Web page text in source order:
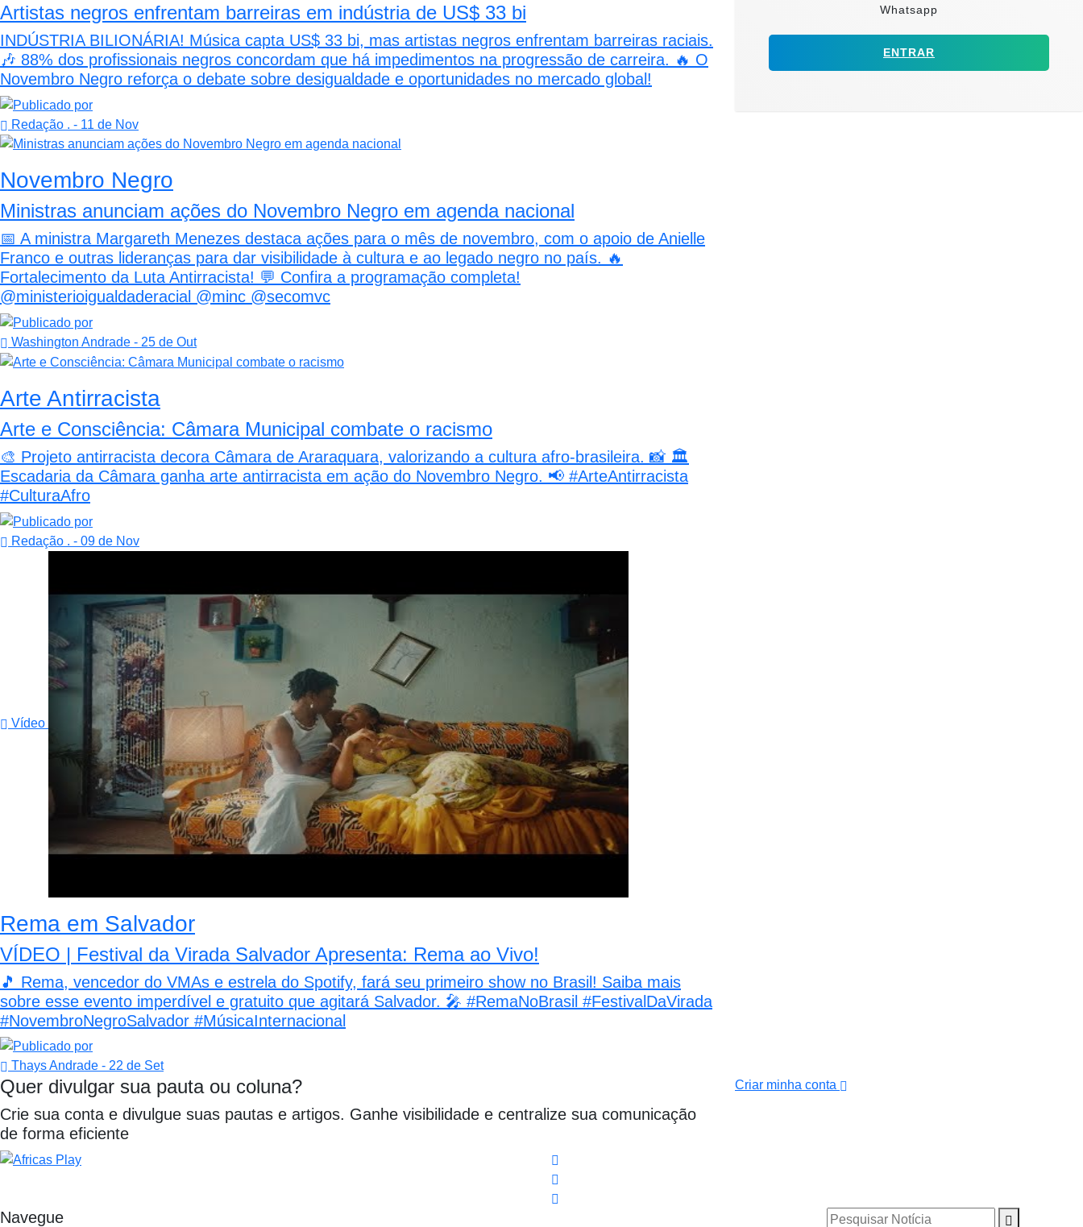
Artistas negros enfrentam barreiras em indústria de US$ 33 bi
INDÚSTRIA BILIONÁRIA! Música capta US$ 33 bi, mas artistas negros enfrentam barreiras raciais.
🎶 88% dos profissionais negros concordam que há impedimentos na progressão de carreira. 🔥 O
Novembro Negro reforça o debate sobre desigualdade e oportunidades no mercado global!
Redação . - 11 de Nov
Novembro Negro
Ministras anunciam ações do Novembro Negro em agenda nacional
📅 A ministra Margareth Menezes destaca ações para o mês de novembro, com o apoio de Anielle
Franco e outras lideranças para dar visibilidade à cultura e ao legado negro no país. 🔥
Fortalecimento da Luta Antirracista! 💬 Confira a programação completa!
@ministerioigualdaderacial @minc @secomvc
Washington Andrade - 25 de Out
Arte Antirracista
Arte e Consciência: Câmara Municipal combate o racismo
🎨 Projeto antirracista decora Câmara de Araraquara, valorizando a cultura afro-brasileira. 📸 🏛️
Escadaria da Câmara ganha arte antirracista em ação do Novembro Negro. 📢 #ArteAntirracista
#CulturaAfro
Redação . - 09 de Nov
Vídeo
Rema em Salvador
VÍDEO | Festival da Virada Salvador Apresenta: Rema ao Vivo!
🎵 Rema, vencedor do VMAs e estrela do Spotify, fará seu primeiro show no Brasil! Saiba mais
sobre esse evento imperdível e gratuito que agitará Salvador. 🎤 #RemaNoBrasil #FestivalDaVirada
#NovembroNegroSalvador #MúsicaInternacional
Thays Andrade - 22 de Set
Whatsapp
ENTRAR
Quer divulgar sua pauta ou coluna?
Crie sua conta e divulgue suas pautas e artigos. Ganhe visibilidade e centralize sua comunicação
de forma eficiente
Criar minha conta
Navegue Pesquisar Notícia